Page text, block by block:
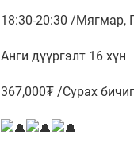
18:30-20:30 /Мягмар,
Анги дүүргэлт 16 хүн
367,000₮ /Сурах